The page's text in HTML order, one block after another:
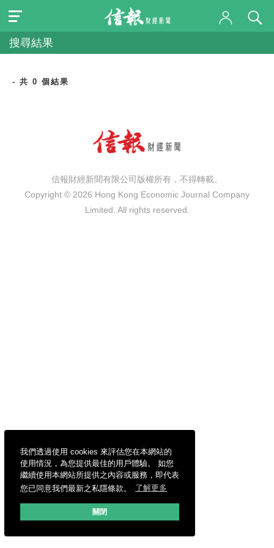
我們透過使用 cookies 來評估您在本網站的
使用情況，為您提供最佳的用戶體驗。 如您
繼續使用本網站所提供之內容或服務，即代表
您已同意我們最新之私隱條款。
了解更多
關閉
搜尋結果
- 共 0 個結果
信報財經新聞有限公司版權所有，不得轉載。
Copyright © 2026 Hong Kong Economic Journal Company
Limited. All rights reserved.